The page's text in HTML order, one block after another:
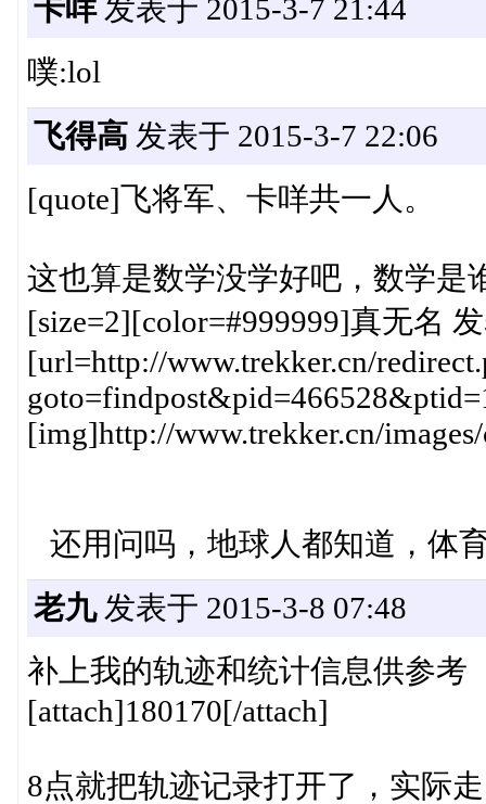
卡咩发表于 2015-3-7 21:44
噗:lol
飞得高发表于 2015-3-7 22:06
[quote]飞将军、卡咩共一人。
这也算是数学没学好吧，数学是
[size=2][color=#999999]真无名
[url=http://www.trekker.cn/
[img]http://www.trekker.cn/
还用问吗，地球人都知道，体
老九发表于 2015-3-8 07:48
补上我的轨迹和统计信息供参考
[attach]180170[/attach]
8点就把轨迹记录打开了，实际